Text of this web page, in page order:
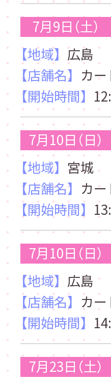
7月9日（土）
【地域】 広島
【店舗名】 カ
【開始時間】
7月10日（日）
【地域】 宮城
【店舗名】 カ
【開始時間】
7月10日（日）
【地域】 広島
【店舗名】 カ
【開始時間】
7月23日（土）